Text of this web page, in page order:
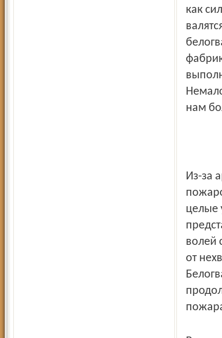
как
нам
Из-за
целые
волей
от